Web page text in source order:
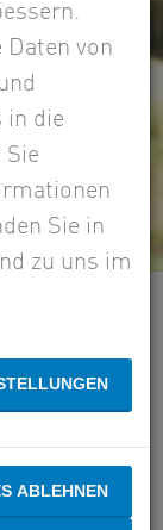
Daten von
in die
Sie
Sie in
zu uns im
ABLEHNEN